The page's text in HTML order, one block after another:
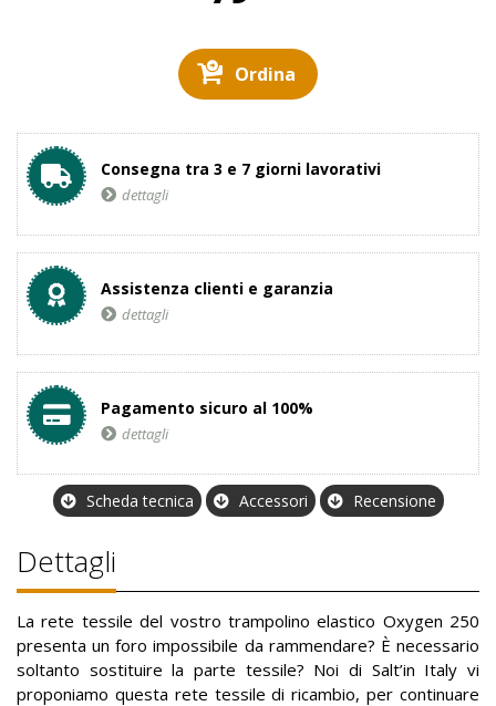
Ordina
Consegna tra 3 e 7 giorni lavorativi
dettagli
Assistenza clienti e garanzia
dettagli
Pagamento sicuro al 100%
dettagli
Scheda tecnica Accessori Recensione
Dettagli
La rete tessile del vostro trampolino elastico Oxygen 250
presenta un foro impossibile da rammendare? È necessario
soltanto sostituire la parte tessile? Noi di Salt’in Italy vi
proponiamo questa rete tessile di ricambio, per continuare